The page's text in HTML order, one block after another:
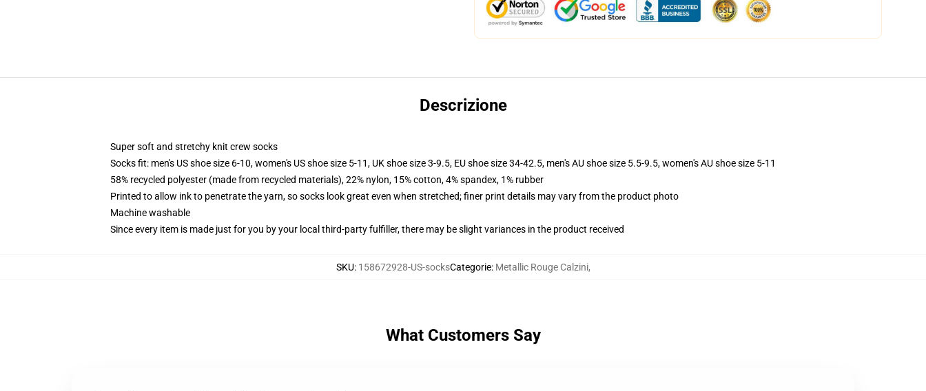
Descrizione
Super soft and stretchy knit crew socks
Socks fit: men's US shoe size 6-10, women's US shoe size 5-11, UK shoe size 3-9.5, EU shoe size 34-42.5, men's AU shoe size 5.5-9.5, women's AU shoe size 5-11
58% recycled polyester (made from recycled materials), 22% nylon, 15% cotton, 4% spandex, 1% rubber
Printed to allow ink to penetrate the yarn, so socks look great even when stretched; finer print details may vary from the product photo
Machine washable
Since every item is made just for you by your local third-party fulfiller, there may be slight variances in the product received
SKU: 158672928-US-socksCategorie: Metallic Rouge Calzini,
What Customers Say